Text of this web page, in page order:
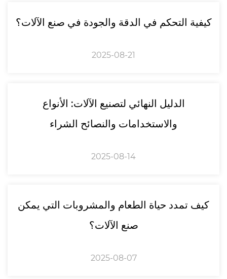
كيفية التحكم في الدقة والجودة في صنع الآلات؟
2025-08-21
الدليل النهائي لتصنيع الآلات: الأنواع
والاستخدامات والنصائح الشراء
2025-08-14
كيف تمدد حياة الطعام والمشروبات التي يمكن
صنع الآلات؟
2025-08-07